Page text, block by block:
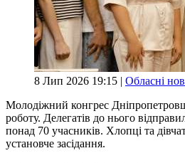
8 Лип 2026 19:15 | Обласні
Молодіжний конгрес
роботу. Делегатів до нього
понад 70 учасників. Хлопці та
установче засідання.